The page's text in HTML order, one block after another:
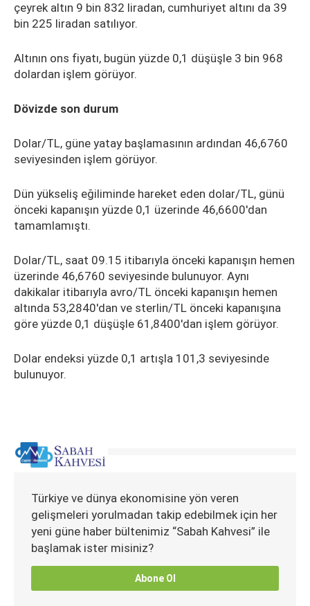
çeyrek altın 9 bin 832 liradan, cumhuriyet altını da 39
bin 225 liradan satılıyor.
Altının ons fiyatı, bugün yüzde 0,1 düşüşle 3 bin 968
dolardan işlem görüyor.
Dövizde son durum
Dolar/TL, güne yatay başlamasının ardından 46,6760
seviyesinden işlem görüyor.
Dün yükseliş eğiliminde hareket eden dolar/TL, günü
önceki kapanışın yüzde 0,1 üzerinde 46,6600'dan
tamamlamıştı.
Dolar/TL, saat 09.15 itibarıyla önceki kapanışın hemen
üzerinde 46,6760 seviyesinde bulunuyor. Aynı
dakikalar itibarıyla avro/TL önceki kapanışın hemen
altında 53,2840'dan ve sterlin/TL önceki kapanışına
göre yüzde 0,1 düşüşle 61,8400'dan işlem görüyor.
Dolar endeksi yüzde 0,1 artışla 101,3 seviyesinde
bulunuyor.
Türkiye ve dünya ekonomisine yön veren
gelişmeleri yorulmadan takip edebilmek için her
yeni güne haber bültenimiz “Sabah Kahvesi” ile
başlamak ister misiniz?
Abone Ol